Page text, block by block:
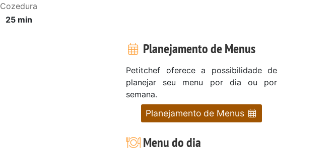
Cozedura
25 min
Planejamento de Menus
Petitchef oferece a possibilidade de
planejar seu menu por dia ou por
semana.
Planejamento de Menus
Menu do dia